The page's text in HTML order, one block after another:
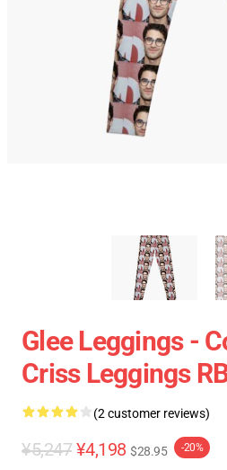
Glee Leggings -
Criss Leggings
(2 customer reviews)
¥5,247 ¥4,198 $28.95 -20%